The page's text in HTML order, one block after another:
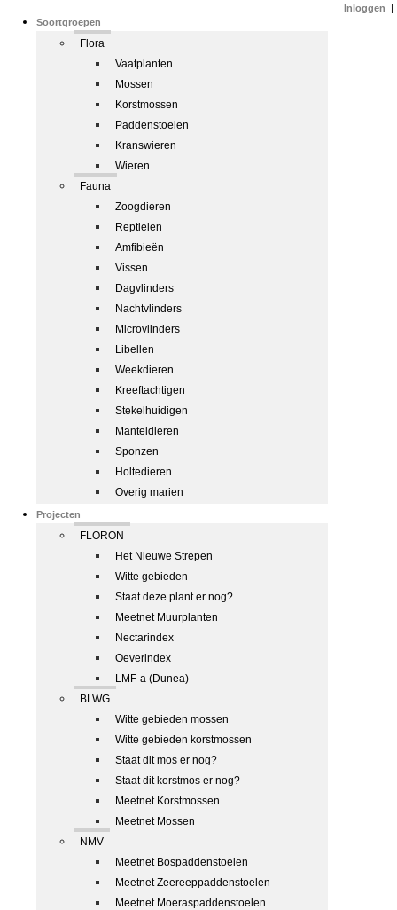
Soortgroepen
Flora
Vaatplanten
Mossen
Korstmossen
Paddenstoelen
Kranswieren
Wieren
Fauna
Zoogdieren
Reptielen
Amfibieën
Vissen
Dagvlinders
Nachtvlinders
Microvlinders
Libellen
Weekdieren
Kreeftachtigen
Stekelhuidigen
Manteldieren
Sponzen
Holtedieren
Overig marien
Projecten
FLORON
Het Nieuwe Strepen
Witte gebieden
Staat deze plant er nog?
Meetnet Muurplanten
Nectarindex
Oeverindex
LMF-a (Dunea)
BLWG
Witte gebieden mossen
Witte gebieden korstmossen
Staat dit mos er nog?
Staat dit korstmos er nog?
Meetnet Korstmossen
Meetnet Mossen
NMV
Meetnet Bospaddenstoelen
Meetnet Zeereeppaddenstoelen
Meetnet Moeraspaddenstoelen
Inloggen |